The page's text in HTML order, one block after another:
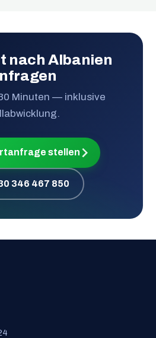
nach Albanien
Minuten — inklusive
stellen
346 467 850